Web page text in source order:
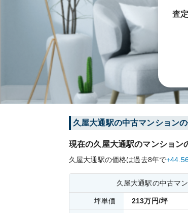
査
久屋大通駅の中古マンション
現在の久屋大通駅のマンション
久屋大通駅の価格は過去8年で
久屋大通駅の中古マ
坪単価 213万円/坪